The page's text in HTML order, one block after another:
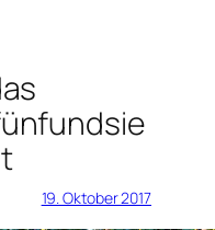
19. Oktober 2017